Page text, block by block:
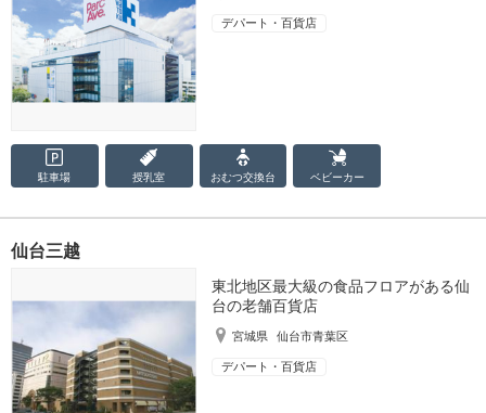
デパート・百貨店
駐車場 授乳室 おむつ交換台 ベビーカー
仙台三越
東北地区最大級の食品フロアがある仙
台の老舗百貨店
宮城県 仙台市青葉区
デパート・百貨店